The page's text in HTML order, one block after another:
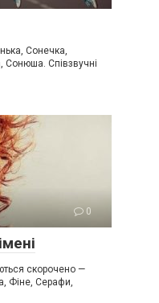
Сонечка,
Співзвучні
0
скорочено —
Фіне, Серафи,